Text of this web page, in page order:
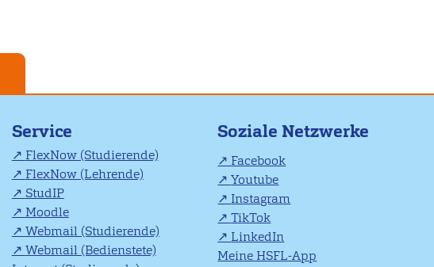
Service
FlexNow (Studierende)
FlexNow (Lehrende)
StudIP
Moodle
Webmail (Studierende)
Webmail (Bedienstete)
Soziale Netzwerke
Facebook
Youtube
Instagram
TikTok
LinkedIn
Meine HSFL-App